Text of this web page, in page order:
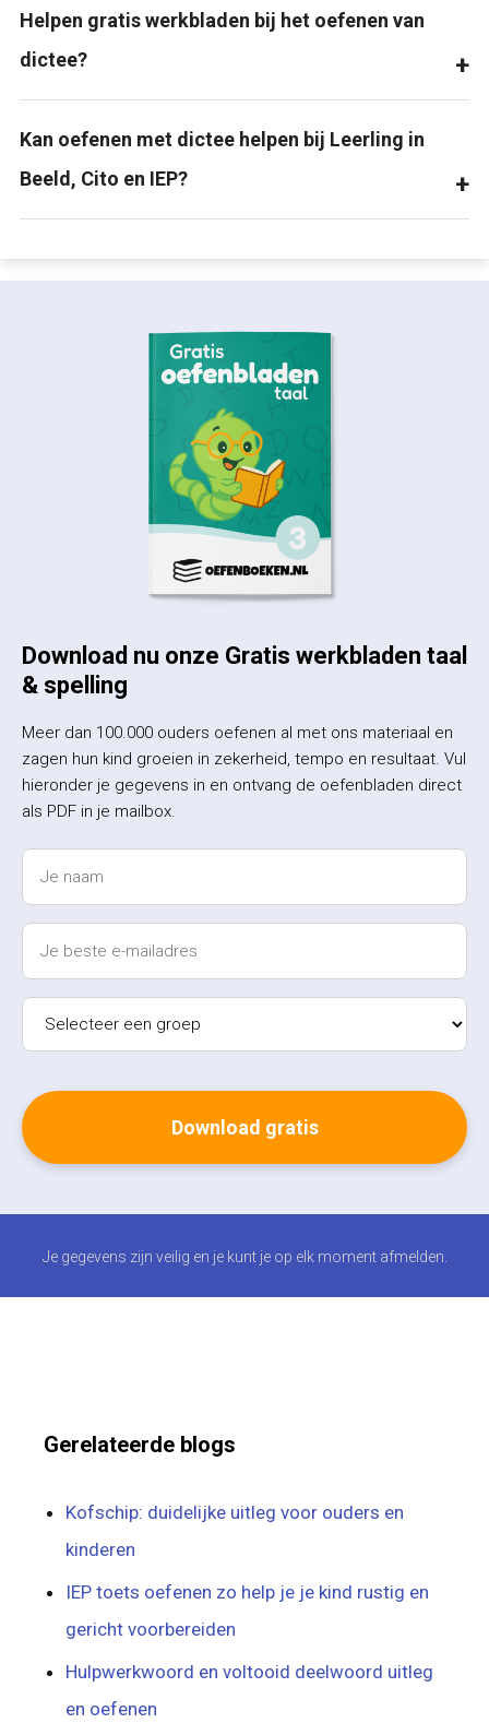
Helpen gratis werkbladen bij het oefenen van
dictee?
Kan oefenen met dictee helpen bij Leerling in
Beeld, Cito en IEP?
Download nu onze Gratis werkbladen taal
& spelling
Meer dan 100.000 ouders oefenen al met ons materiaal en
zagen hun kind groeien in zekerheid, tempo en resultaat. Vul
hieronder je gegevens in en ontvang de oefenbladen direct
als PDF in je mailbox.
Je gegevens zijn veilig en je kunt je op elk moment afmelden.
Gerelateerde blogs
Kofschip: duidelijke uitleg voor ouders en
kinderen
IEP toets oefenen zo help je je kind rustig en
gericht voorbereiden
Hulpwerkwoord en voltooid deelwoord uitleg
en oefenen